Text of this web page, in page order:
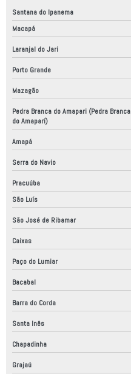
Santana do Ipanema
Macapá
Laranjal do Jari
Porto Grande
Mazagão
Pedra Branca do Amapari (Pedra Branca
do Amaparí)
Amapá
Serra do Navio
Pracuúba
São Luís
São José de Ribamar
Caixas
Paço do Lumiar
Bacabal
Barra do Corda
Santa Inês
Chapadinha
Grajaú